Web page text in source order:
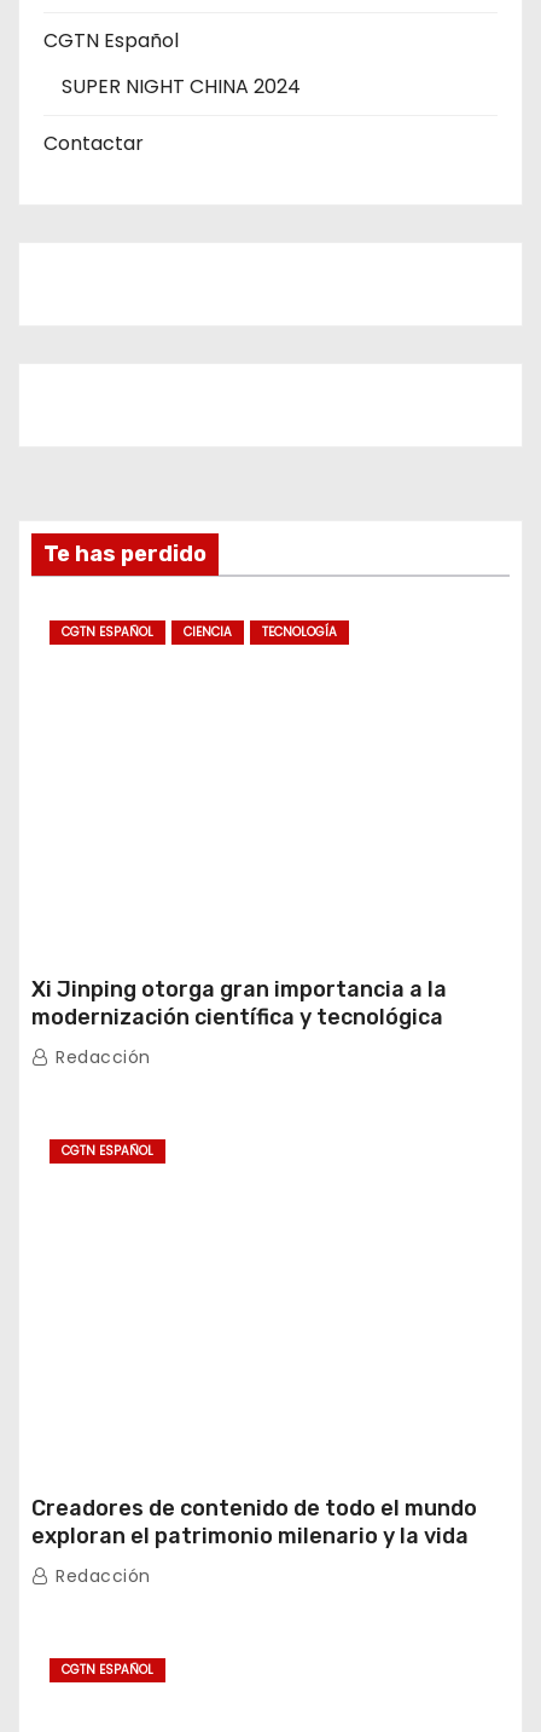
CGTN Español
SUPER NIGHT CHINA 2024
Contactar
Te has perdido
CGTN ESPAÑOL CIENCIA TECNOLOGÍA
Xi Jinping otorga gran importancia a la
modernización científica y tecnológica
Redacción
CGTN ESPAÑOL
Creadores de contenido de todo el mundo
exploran el patrimonio milenario y la vida
moderna de Xinjiang
Redacción
CGTN ESPAÑOL